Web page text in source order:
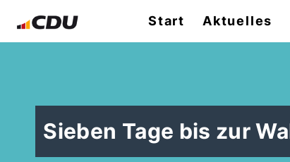
Start Aktuelles
Sieben Tage bis zur